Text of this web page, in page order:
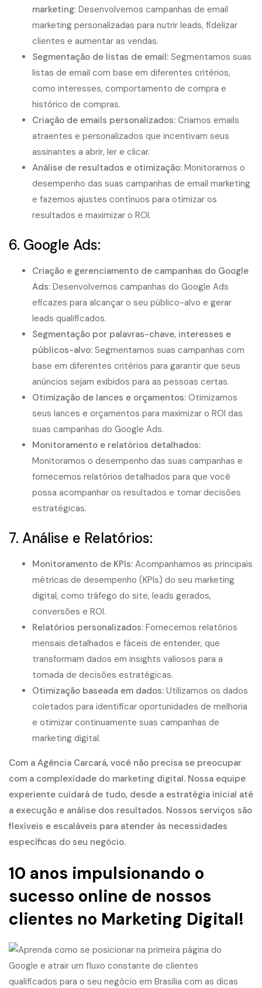
marketing: Desenvolvemos campanhas de email
marketing personalizadas para nutrir leads, fidelizar
clientes e aumentar as vendas.
Segmentação de listas de email: Segmentamos suas
listas de email com base em diferentes critérios,
como interesses, comportamento de compra e
histórico de compras.
Criação de emails personalizados: Criamos emails
atraentes e personalizados que incentivam seus
assinantes a abrir, ler e clicar.
Análise de resultados e otimização: Monitoramos o
desempenho das suas campanhas de email marketing
e fazemos ajustes contínuos para otimizar os
resultados e maximizar o ROI.
6. Google Ads:
Criação e gerenciamento de campanhas do Google
Ads: Desenvolvemos campanhas do Google Ads
eficazes para alcançar o seu público-alvo e gerar
leads qualificados.
Segmentação por palavras-chave, interesses e
públicos-alvo: Segmentamos suas campanhas com
base em diferentes critérios para garantir que seus
anúncios sejam exibidos para as pessoas certas.
Otimização de lances e orçamentos: Otimizamos
seus lances e orçamentos para maximizar o ROI das
suas campanhas do Google Ads.
Monitoramento e relatórios detalhados:
Monitoramos o desempenho das suas campanhas e
fornecemos relatórios detalhados para que você
possa acompanhar os resultados e tomar decisões
estratégicas.
7. Análise e Relatórios:
Monitoramento de KPIs: Acompanhamos as principais
métricas de desempenho (KPIs) do seu marketing
digital, como tráfego do site, leads gerados,
conversões e ROI.
Relatórios personalizados: Fornecemos relatórios
mensais detalhados e fáceis de entender, que
transformam dados em insights valiosos para a
tomada de decisões estratégicas.
Otimização baseada em dados: Utilizamos os dados
coletados para identificar oportunidades de melhoria
e otimizar continuamente suas campanhas de
marketing digital.
Com a Agência Carcará, você não precisa se preocupar
com a complexidade do marketing digital. Nossa equipe
experiente cuidará de tudo, desde a estratégia inicial até
a execução e análise dos resultados. Nossos serviços são
flexíveis e escaláveis para atender às necessidades
específicas do seu negócio.
10 anos impulsionando o
sucesso online de nossos
clientes no Marketing Digital!